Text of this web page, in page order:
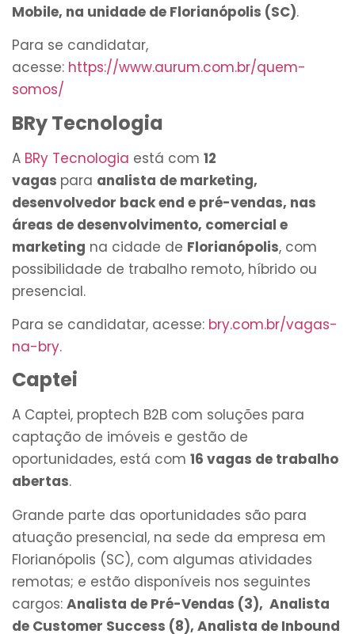
Mobile, na unidade de Florianópolis (SC).
Para se candidatar,
acesse: https://www.aurum.com.br/quem-
somos/
BRy Tecnologia
A BRy Tecnologia está com 12
vagas para analista de marketing,
desenvolvedor back end e pré-vendas, nas
áreas de desenvolvimento, comercial e
marketing na cidade de Florianópolis, com
possibilidade de trabalho remoto, híbrido ou
presencial.
Para se candidatar, acesse: bry.com.br/vagas-
na-bry.
Captei
A Captei, proptech B2B com soluções para
captação de imóveis e gestão de
oportunidades, está com 16 vagas de trabalho
abertas.
Grande parte das oportunidades são para
atuação presencial, na sede da empresa em
Florianópolis (SC), com algumas atividades
remotas; e estão disponíveis nos seguintes
cargos: Analista de Pré-Vendas (3), Analista
de Customer Success (8), Analista de Inbound